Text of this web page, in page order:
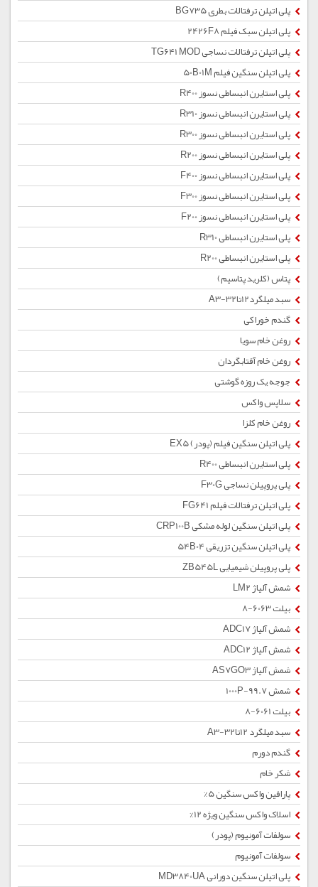
پلی اتیلن ترفتالات بطری BG735
پلی اتیلن سبک فیلم 2426F8
پلی اتیلن ترفتالات نساجی TG641 MOD
پلی اتیلن سنگین فیلم 50B01M
پلی استایرن انبساطی نسوز R400
پلی استایرن انبساطی نسوز R310
پلی استایرن انبساطی نسوز R300
پلی استایرن انبساطی نسوز R200
پلی استایرن انبساطی نسوز F400
پلی استایرن انبساطی نسوز F300
پلی استایرن انبساطی نسوز F200
پلی استایرن انبساطی R310
پلی استایرن انبساطی R200
پتاس (کلرید پتاسیم)
سبد میلگرد12تا32-A3
گندم خوراکی
روغن خام سویا
روغن خام آفتابگردان
جوجه یک روزه گوشتی
سلاپس واکس
روغن خام کلزا
پلی اتیلن سنگین فیلم (پودر) EX5
پلی استایرن انبساطی R400
پلی پروپیلن نساجی F30G
پلی اتیلن ترفتالات فیلم FG641
پلی اتیلن سنگین لوله مشکی CRP100B
پلی اتیلن سنگین تزریقی 54B04
پلی پروپیلن شیمیایی ZB545L
شمش آلیاژ LM2
بیلت 6063-8
شمش آلیاژ ADC17
شمش آلیاژ ADC12
شمش آلیاژ AS7GO3
شمش 1000P-99.7
بیلت 6061-8
سبد میلگرد 12تا32-A3
گندم دورم
شکر خام
پارافین واکس سنگین 5%
اسلاک واکس سنگین ویژه 12%
سولفات آمونیوم (پودر)
سولفات آمونیوم
پلی اتیلن سنگین دورانی MD3840UA